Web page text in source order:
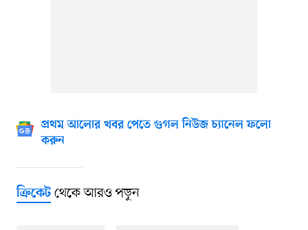
প্রথম আলোর খবর পেতে গুগল নিউজ চ্যানেল ফলো
করুন
ক্রিকেটথেকে আরও পড়ুন